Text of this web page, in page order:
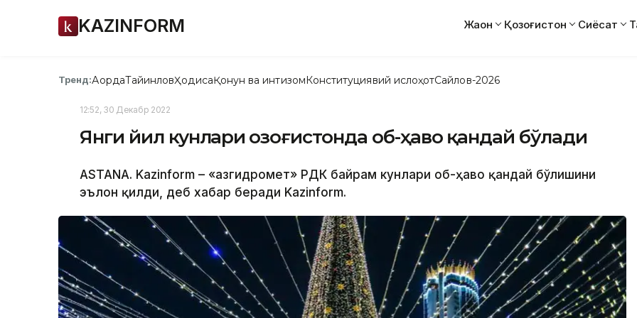
KAZINFORM Жаҳон Қозоғистон Сиёсат
Тренд:АқордаТайинловҲодисаҚонун ва интизомКонституциявий ислоҳотСайлов-2026
12:52, 30 Декабр 2022
Янги йил кунлари Қозоғистонда об-ҳаво қандай бўлади
ASTANA. Kazinform – «Қазгидромет» РДК байрам кунлари об-ҳаво қандай бўлишини
эълон қилди, деб хабар беради Kazinform.